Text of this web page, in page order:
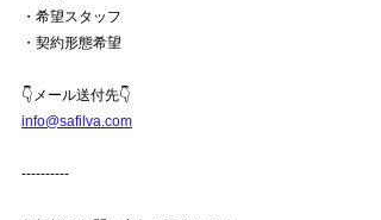
・希望スタッフ
・契約形態希望
👇メール送付先👇
info@safilva.com
----------